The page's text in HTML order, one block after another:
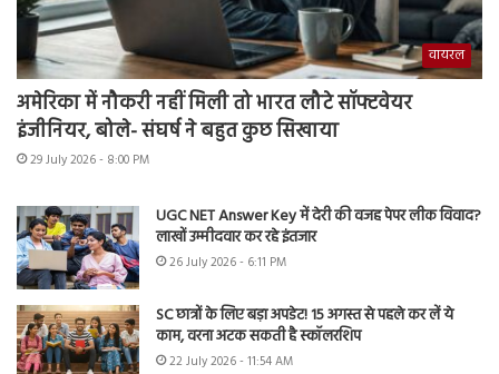
वायरल
अमेरिका में नौकरी नहीं मिली तो भारत लौटे सॉफ्टवेयर
इंजीनियर, बोले- संघर्ष ने बहुत कुछ सिखाया
29 July 2026 - 8:00 PM
UGC NET Answer Key में देरी की वजह पेपर लीक विवाद?
लाखों उम्मीदवार कर रहे इंतजार
26 July 2026 - 6:11 PM
SC छात्रों के लिए बड़ा अपडेट! 15 अगस्त से पहले कर लें ये
काम, वरना अटक सकती है स्कॉलरशिप
22 July 2026 - 11:54 AM